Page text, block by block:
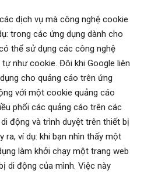
dịch vụ mà công nghệ cookie
trong các ứng dụng dành cho
thể sử dụng các công nghệ
như cookie. Đôi khi Google liên
cho quảng cáo trên ứng
với một cookie quảng cáo
phối các quảng cáo trên các
động và trình duyệt trên thiết bị
ra, ví dụ: khi bạn nhìn thấy một
làm khởi chạy một trang web
di động của mình. Việc này